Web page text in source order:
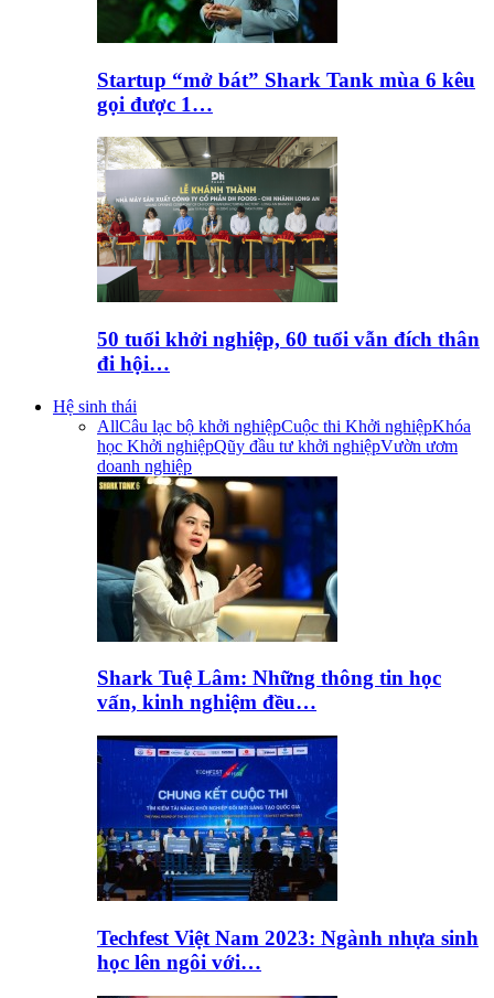
Startup “mở bát” Shark Tank mùa 6 kêu
gọi được 1…
50 tuổi khởi nghiệp, 60 tuổi vẫn đích thân
đi hội…
Hệ sinh thái
AllCâu lạc bộ khởi nghiệpCuộc thi Khởi nghiệpKhóa
học Khởi nghiệpQũy đầu tư khởi nghiệpVườn ươm
doanh nghiệp
Shark Tuệ Lâm: Những thông tin học
vấn, kinh nghiệm đều…
Techfest Việt Nam 2023: Ngành nhựa sinh
học lên ngôi với…